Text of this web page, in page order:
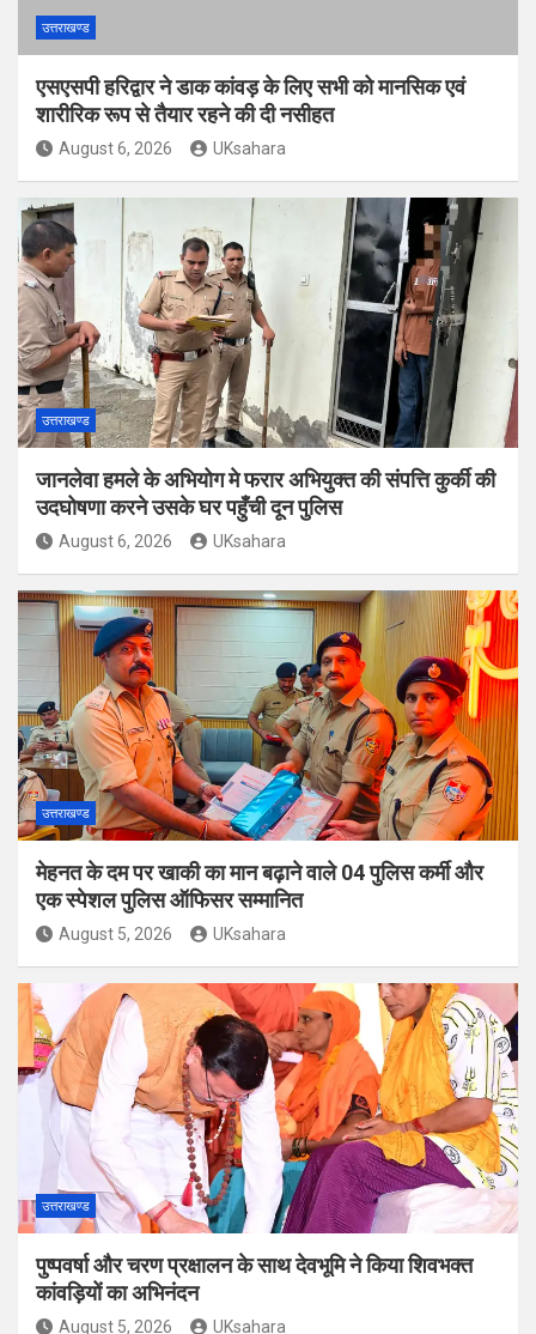
उत्तराखण्ड
एसएसपी हरिद्वार ने डाक कांवड़ के लिए सभी को मानसिक एवं
शारीरिक रूप से तैयार रहने की दी नसीहत
August 6, 2026 UKsahara
उत्तराखण्ड
जानलेवा हमले के अभियोग मे फरार अभियुक्त की संपत्ति कुर्की की
उदघोषणा करने उसके घर पहुँची दून पुलिस
August 6, 2026 UKsahara
उत्तराखण्ड
मेहनत के दम पर खाकी का मान बढ़ाने वाले 04 पुलिस कर्मी और
एक स्पेशल पुलिस ऑफिसर सम्मानित
August 5, 2026 UKsahara
उत्तराखण्ड
पुष्पवर्षा और चरण प्रक्षालन के साथ देवभूमि ने किया शिवभक्त
कांवड़ियों का अभिनंदन
August 5, 2026 UKsahara